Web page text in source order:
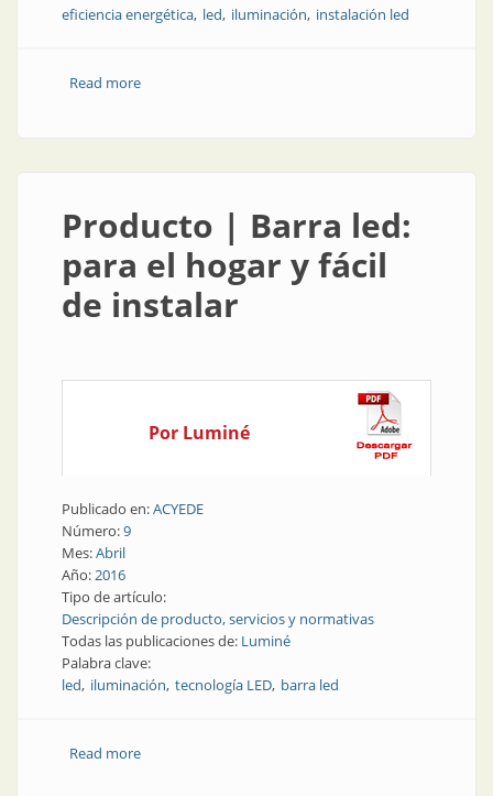
eficiencia energética led iluminación instalación led
Read moreabout Iluminación | La mayor instalación led del
Producto | Barra led:
para el hogar y fácil
de instalar
Por Luminé
Publicado en:ACYEDE
Número:9
Mes:Abril
Año:2016
Tipo de artículo:
Descripción de producto, servicios y normativas
Todas las publicaciones de: Luminé
Palabra clave:
led iluminación tecnología LED barra led
Read moreabout Producto | Barra led: para el hogar y fácil de